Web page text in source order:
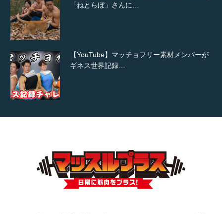
「ねとらぼ」さんに…
【YouTube】マッチョフリー素材メンバーが
ギネス世界記録…
TOKYO FMラジオ番組「ONE MORNING」
で紹介さ…